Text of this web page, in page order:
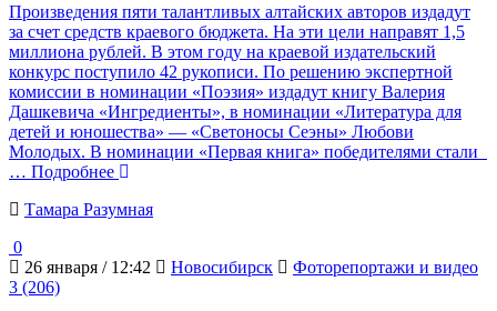
Произведения пяти талантливых алтайских авторов издадут
за счет средств краевого бюджета. На эти цели направят 1,5
миллиона рублей. В этом году на краевой издательский
конкурс поступило 42 рукописи. По решению экспертной
комиссии в номинации «Поэзия» издадут книгу Валерия
Дашкевича «Ингредиенты», в номинации «Литература для
детей и юношества» — «Светоносы Сеэны» Любови
Молодых. В номинации «Первая книга» победителями стали
… Подробнее
Тамара Разумная
0
26 января / 12:42
Новосибирск
Фоторепортажи и видео
3 (206)